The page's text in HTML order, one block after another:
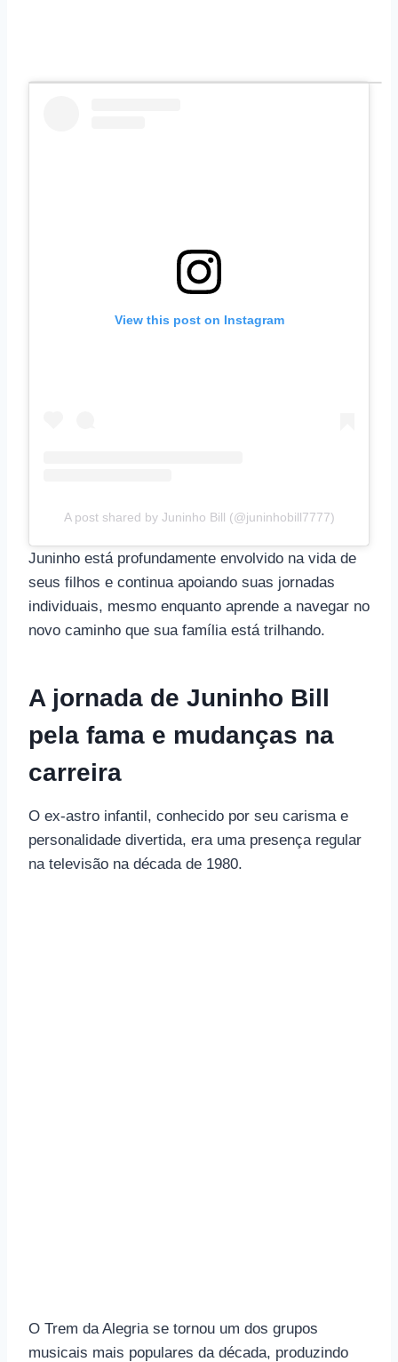
View this post on Instagram
A post shared by Juninho Bill (@juninhobill7777)
Juninho está profundamente envolvido na vida de
seus filhos e continua apoiando suas jornadas
individuais, mesmo enquanto aprende a navegar no
novo caminho que sua família está trilhando.
A jornada de Juninho Bill
pela fama e mudanças na
carreira
O ex-astro infantil, conhecido por seu carisma e
personalidade divertida, era uma presença regular
na televisão na década de 1980.
O Trem da Alegria se tornou um dos grupos
musicais mais populares da década, produzindo